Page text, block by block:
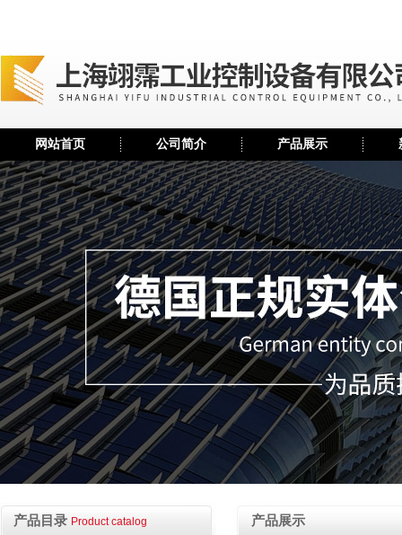
网站首页 公司简介 产品展示
产品目录 Product catalog 产品展示